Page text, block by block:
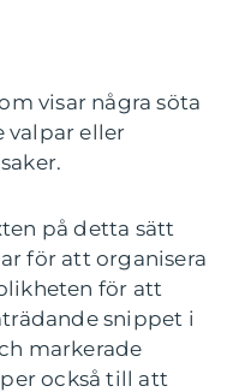
visar några söta
valpar eller
på detta sätt
för att organisera
för att
snippet i
markerade
också till att